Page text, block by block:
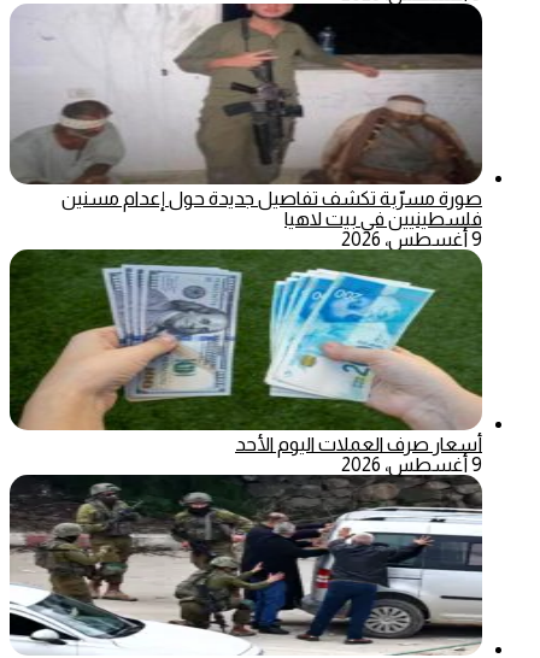
صورة مسرّبة تكشف تفاصيل جديدة حول إعدام مسنين
فلسطينيين في بيت لاهيا
9 أغسطس، 2026
أسعار صرف العملات اليوم الأحد
9 أغسطس، 2026